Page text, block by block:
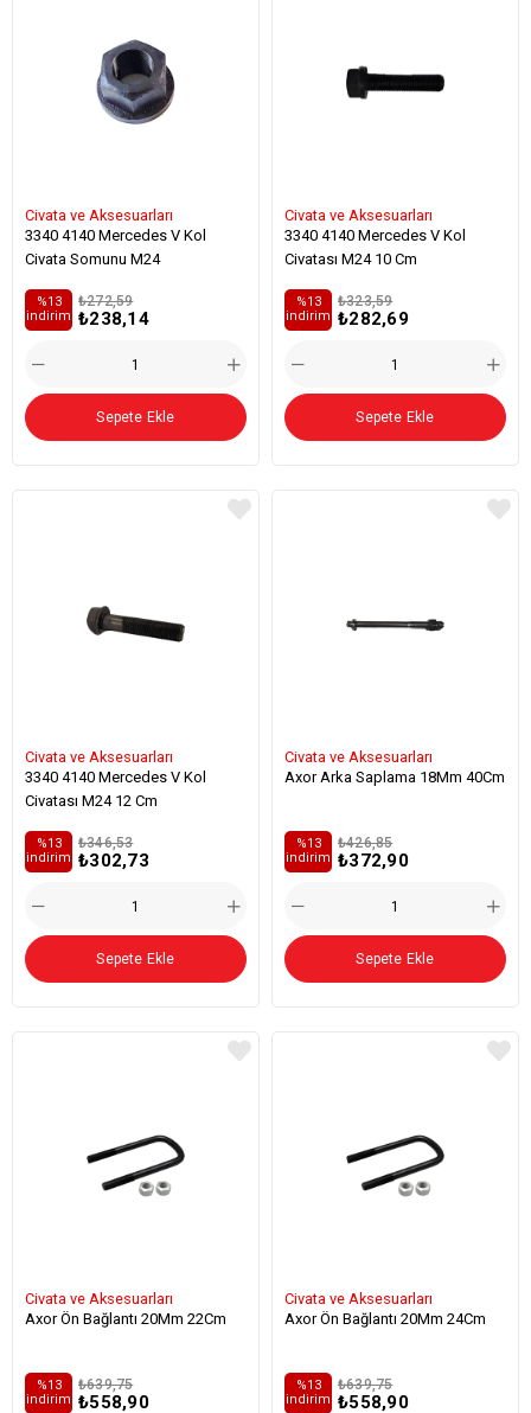
Civata ve Aksesuarları
3340 4140 Mercedes V Kol
Civata Somunu M24
₺238,14
₺272,59
%13
i̇ndirim
Sepete Ekle
Civata ve Aksesuarları
3340 4140 Mercedes V Kol
Civatası M24 10 Cm
₺282,69
₺323,59
%13
i̇ndirim
Sepete Ekle
Civata ve Aksesuarları
3340 4140 Mercedes V Kol
Civatası M24 12 Cm
₺302,73
₺346,53
%13
i̇ndirim
Sepete Ekle
Civata ve Aksesuarları
Axor Arka Saplama 18Mm 40Cm
₺372,90
₺426,85
%13
i̇ndirim
Sepete Ekle
Civata ve Aksesuarları
Axor Ön Bağlantı 20Mm 22Cm
₺558,90
₺639,75
%13
i̇ndirim
Civata ve Aksesuarları
Axor Ön Bağlantı 20Mm 24Cm
₺558,90
₺639,75
%13
i̇ndirim